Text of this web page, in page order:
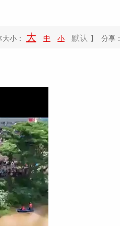
小： 大 中 小 默认 】 分享：